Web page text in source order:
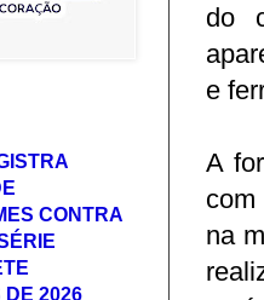
do
e
A
na
CONTRA
DE 2026